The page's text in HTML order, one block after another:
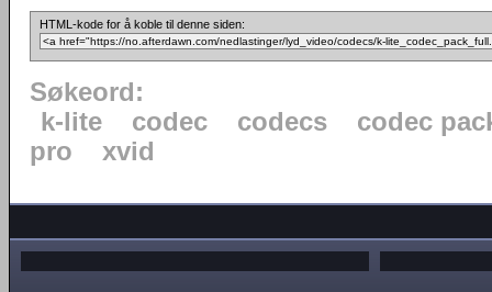
HTML-kode for å koble til denne siden:
Søkeord:
k-lite
codec codecs
codec
pro
xvid